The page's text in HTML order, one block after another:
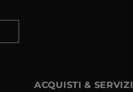
ACQUISTI & SERVIZI